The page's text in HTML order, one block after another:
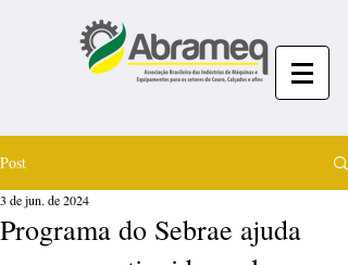
Post
Programa do Sebrae ajuda
3 de jun. de 2024